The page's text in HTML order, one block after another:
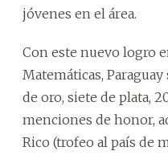
jóvenes en el área.
Con este nuevo logro
Matemáticas,
de oro, siete de plata,
menciones de honor,
Rico (trofeo al país de